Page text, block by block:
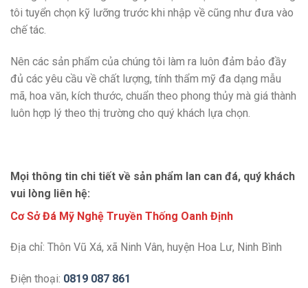
tôi tuyển chọn kỹ lưỡng trước khi nhập về cũng như đưa vào
chế tác.
Nên các sản phẩm của chúng tôi làm ra luôn đảm bảo đầy
đủ các yêu cầu về chất lượng, tính thẩm mỹ đa dạng mẫu
mã, hoa văn, kích thước, chuẩn theo phong thủy mà giá thành
luôn hợp lý theo thị trường cho quý khách lựa chọn.
Mọi thông tin chi tiết về sản phẩm lan can đá, quý khách
vui lòng liên hệ:
Cơ Sở Đá Mỹ Nghệ Truyền Thống Oanh Định
Địa chỉ: Thôn Vũ Xá, xã Ninh Vân, huyện Hoa Lư, Ninh Bình
Điện thoại: 0819 087 861